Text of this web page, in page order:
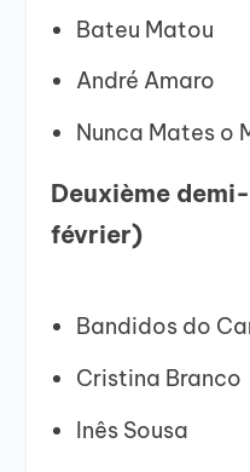
Bateu Matou
André Amaro
Nunca Mates o
Deuxième
février)
Bandidos do
Cristina Branco
Inês Sousa